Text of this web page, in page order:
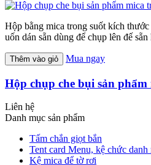
Hộp bằng mica trong suốt kích
uốn dán sẵn dùng để chụp lên đế
Thêm vào giỏ Mua ngay
Hộp chụp che bụi sản
Liên hệ
Danh mục sản phẩm
Tấm chắn giọt bắn
Tent card Menu, kệ chức danh
Kệ mica để tờ rơi